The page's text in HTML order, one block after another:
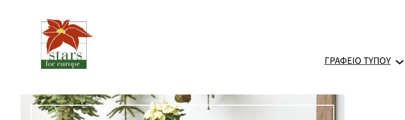
περιεχόμενο
ΓΡΑΦΕΊΟ ΤΎΠΟΥ